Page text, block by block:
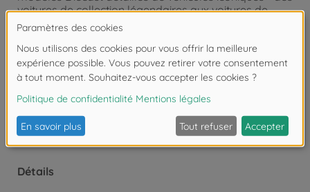
voitures de collection légendaires aux voitures de
sport modernes.
Attention !Ne convient pas aux enfants de
moins de 3 ans. Risque d'asphyxie lié à la
présence de pièces de petite taille.
Détails